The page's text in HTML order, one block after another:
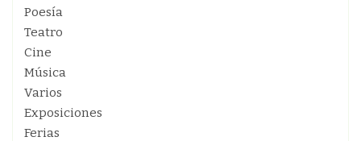
Poesía
Teatro
Cine
Música
Varios
Exposiciones
Ferias